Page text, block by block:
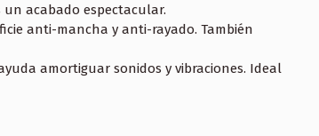
acabado espectacular.
anti-mancha y anti-rayado. También
amortiguar sonidos y vibraciones. Ideal